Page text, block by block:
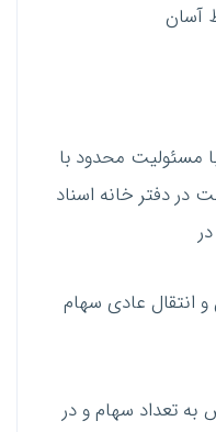
آسان
مسئولیت محدود با
در دفتر خانه اسناد
عادی سهام
تعداد سهام و در